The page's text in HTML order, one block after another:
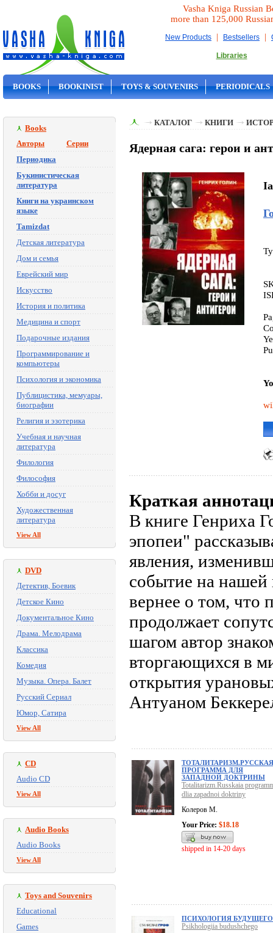
Vasha Kniga Russian
more than 125,000
New Products | Bestsellers |
Libraries
BOOKS BOOKINIST TOYS & SOUVENIRS PERIODICALS
Books
Авторы
Серии
Периодика
Букинистическая
литература
Книги на украинском
языке
Tamizdat
Детская литература
Дом и семья
Еврейский мир
Искусство
История и политика
Медицина и спорт
Подарочные издания
Программирование и
компьютеры
Психология и экономика
Публицистика, мемуары,
биографии
Религия и эзотерика
Учебная и научная
литература
Филология
Философия
Хобби и досуг
Художественная
литература
View All
DVD
Детектив, Боевик
Детское Кино
Документальное Кино
Драма. Мелодрама
Классика
Комедия
Музыка. Опера. Балет
Русский Сериал
Юмор, Сатира
View All
CD
Audio CD
View All
Audio Books
Audio Books
View All
Toys and Souvenirs
Educational
Games
КАТАЛОГ КНИГИ
Ядерная сага: герои и
Краткая
В книге Генриха
эпопеи"
явления,
событие на нашей
вернее о том, что
продолжает
шагом автор
вторгающихся в
открытия
Антуаном
ТОТАЛИТАРИЗМ.РУССКАЯ
ПРОГРАММА ДЛЯ
ЗАПАДНОЙ ДОКТРИНЫ
Totalitarizm.Russkaia
dlia zapadnoi doktriny
Колеров М.
Your Price: $18.18
shipped in 14-20 days
ПСИХОЛОГИЯ БУДУЩЕГО
Psikhologiia budushchego